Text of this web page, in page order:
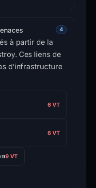
4
à partir de la
Ces liens de
d’infrastructure
6 VT
6 VT
9 VT